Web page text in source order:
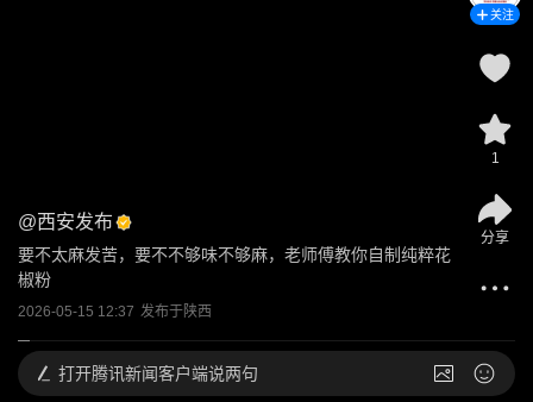
@西安发布
要不太麻发苦，要不不够味不够麻，老师傅教你自制纯粹花
椒粉
2026-05-15 12:37 发布于陕西
关注
1
分享
打开腾讯新闻客户端说两句